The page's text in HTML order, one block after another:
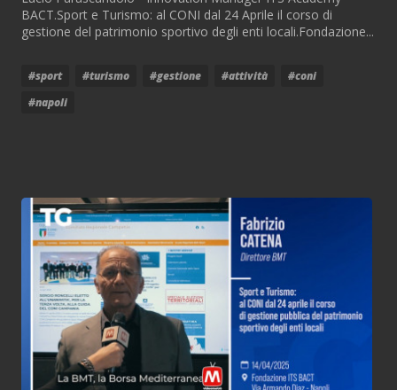
BACT.Sport e Turismo: al CONI dal 24 Aprile il corso di
gestione del patrimonio sportivo degli enti locali.Fondazione...
#sport #turismo #gestione #attività
#coni
#napoli